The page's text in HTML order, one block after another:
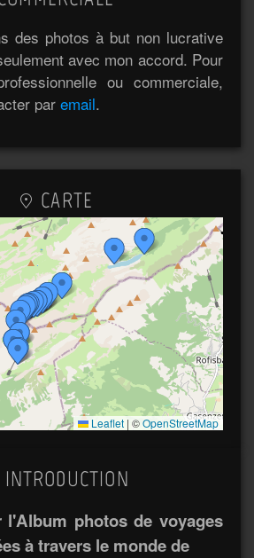
des photos à but non lucrative
avec mon accord. Pour
ou commerciale,
par email.
CARTE
Leaflet | ©OpenStreetMap
INTRODUCTION
l'Album photos de voyages
à travers le monde de